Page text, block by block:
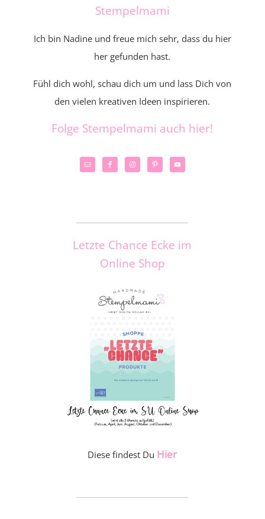
Stempelmami
Ich bin Nadine und freue mich sehr, dass du hier
her gefunden hast.
Fühl dich wohl, schau dich um und lass Dich von
den vielen kreativen Ideen inspirieren.
Folge Stempelmami auch hier!
Letzte Chance Ecke im
Online Shop
Diese findest Du Hier